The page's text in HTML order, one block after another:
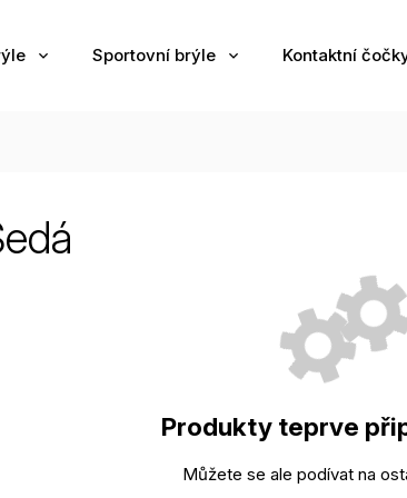
Sportovní brýle Kontaktní
Produkty teprve
Můžete se ale podívat na